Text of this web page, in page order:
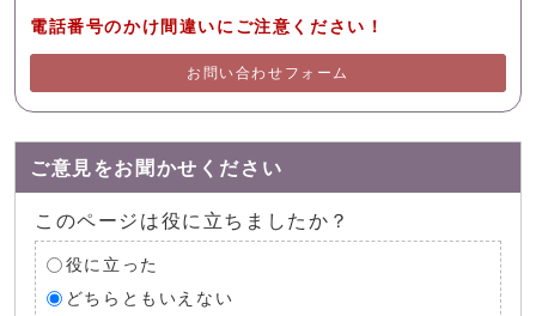
電話番号のかけ間違いにご注意ください！
お問い合わせフォーム
ご意見をお聞かせください
このページは役に立ちましたか？
役に立った
どちらともいえない